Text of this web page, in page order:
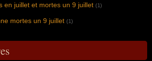
en juillet et mortes un 9 juillet (1)
mortes un 9 juillet (1)